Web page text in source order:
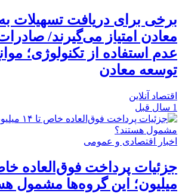
برخی برای دریافت تسهیلات
معادن امتیاز می‌گیرند/
عدم استفاده از تکنولوژی؛
توسعه معادن
اقتصاد آنلاین
1 سال قبل
اخبار اقتصادی و عمومی
میلیون؛ این گروه‌ها مشمول